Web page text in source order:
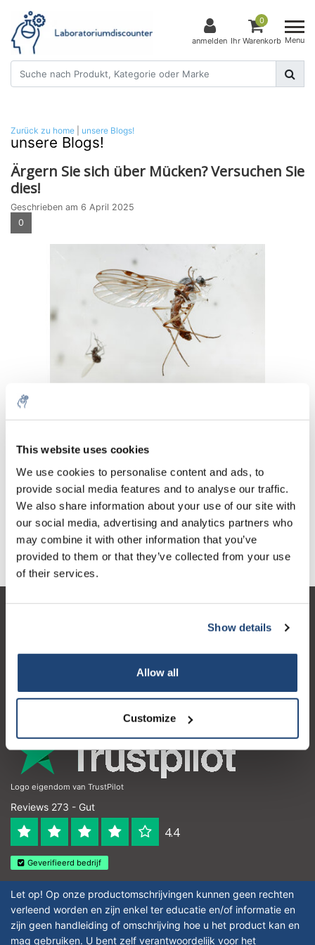
This website uses cookies
We use cookies to personalise content and ads, to
provide social media features and to analyse our traffic.
We also share information about your use of our site with
our social media, advertising and analytics partners who
may combine it with other information that you’ve
provided to them or that they’ve collected from your use
of their services.
Show details
Allow all
Customize
anmelden
0
Ihr Warenkorb Menu
Zurück zu home unsere Blogs!
unsere Blogs!
Ärgern Sie sich über Mücken? Versuchen Sie
dies!
Geschrieben am 6 April 2025
0
Neueste Artikel
Ärgern Sie sich über Mücken? Versuchen Sie dies!
Schlagworte
Öffnungszeiten
Logo eigendom van TrustPilot
Reviews 273 - Gut
4.4
Geverifieerd bedrijf
Let op! Op onze productomschrijvingen kunnen geen rechten
verleend worden en zijn enkel ter educatie en/of informatie en
zijn geen handleiding of omschrijving hoe u het product kan en
mag gebruiken. U bent zelf verantwoordelijk voor het